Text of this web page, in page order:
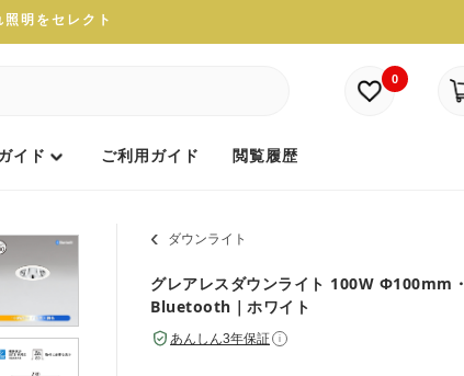
明をセレクト
0
イド ご利用ガイド 閲覧履歴
ダウンライト
グレアレスダウンライト 100W Φ100mm・
Bluetooth｜ホワイト
あんしん3年保証 i